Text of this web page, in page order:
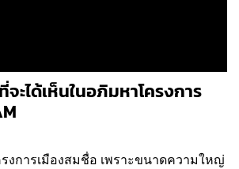
ะได้เห็นในอภิมหาโครงการ
การเมืองสมชื่อ เพราะขนาดความใหญ่